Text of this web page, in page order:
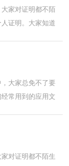
家对证明都不陌
证明。大家知道
收入证...
大家总免不了要
常用到的应用文
考，欢迎...
对证明都不陌生